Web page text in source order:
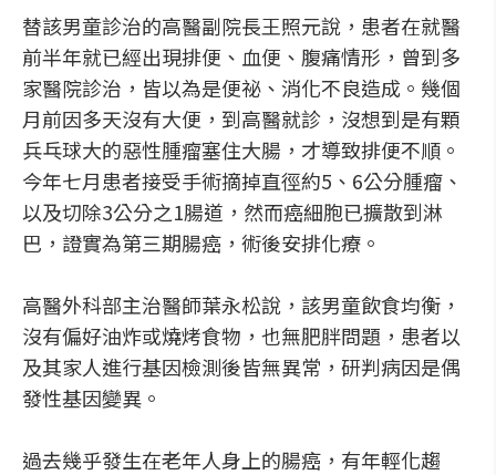
替該男童診治的高醫副院長王照元說，患者在就醫
前半年就已經出現排便、血便、腹痛情形，曾到多
家醫院診治，皆以為是便祕、消化不良造成。幾個
月前因多天沒有大便，到高醫就診，沒想到是有顆
兵乓球大的惡性腫瘤塞住大腸，才導致排便不順。
今年七月患者接受手術摘掉直徑約5、6公分腫瘤、
以及切除3公分之1腸道，然而癌細胞已擴散到淋
巴，證實為第三期腸癌，術後安排化療。
高醫外科部主治醫師葉永松說，該男童飲食均衡，
沒有偏好油炸或燒烤食物，也無肥胖問題，患者以
及其家人進行基因檢測後皆無異常，研判病因是偶
發性基因變異。
過去幾乎發生在老年人身上的腸癌，有年輕化趨